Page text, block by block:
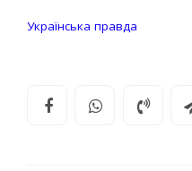
Українська правда